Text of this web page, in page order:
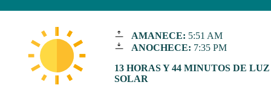
AMANECE: 5:51 AM
ANOCHECE: 7:35 PM
13 HORAS Y 44 MINUTOS DE LUZ
SOLAR